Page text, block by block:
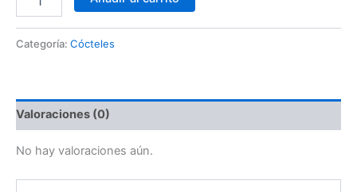
Categoría: Cócteles
Valoraciones (0)
No hay valoraciones aún.